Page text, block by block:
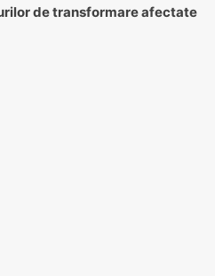
de transformare afectate